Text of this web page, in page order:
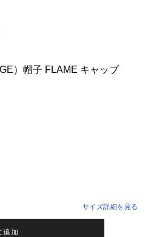
）帽子 FLAME キャップ
サイズ詳細を見る
追加